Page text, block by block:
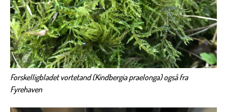
Forskelligbladet vortetand (Kindbergia praelonga) også fra
Fyrehaven